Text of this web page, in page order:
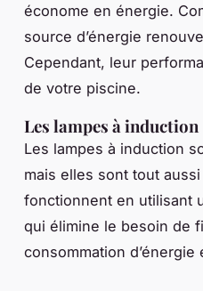
économe en énergie.
source d’énergie
Cependant, leur
de votre piscine.
Les lampes à induction
Les lampes à induction
mais elles sont tout
fonctionnent en utilisant
qui élimine le besoin de
consommation